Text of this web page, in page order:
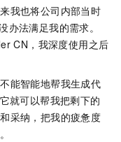
我也将公司内部当时
法满足我的需求。
CN ，我深度使用之后
能智能地帮我生成代
就可以帮我把剩下的
采纳，把我的疲惫度